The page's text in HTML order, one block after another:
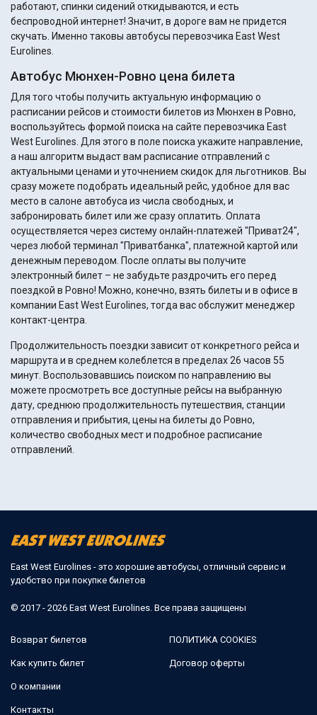
работают, спинки сидений откидываются, и есть
беспроводной интернет! Значит, в дороге вам не придется
скучать. Именно таковы автобусы перевозчика East West
Eurolines.
Автобус Мюнхен-Ровно цена билета
Для того чтобы получить актуальную информацию о
расписании рейсов и стоимости билетов из Мюнхен в Ровно,
воспользуйтесь формой поиска на сайте перевозчика East
West Eurolines. Для этого в поле поиска укажите направление,
а наш алгоритм выдаст вам расписание отправлений с
актуальными ценами и уточнением скидок для льготников. Вы
сразу можете подобрать идеальный рейс, удобное для вас
место в салоне автобуса из числа свободных, и
забронировать билет или же сразу оплатить. Оплата
осуществляется через систему онлайн-платежей "Приват24",
через любой терминал "Приватбанка", платежной картой или
денежным переводом. После оплаты вы получите
электронный билет – не забудьте раздрочить его перед
поездкой в Ровно! Можно, конечно, взять билеты и в офисе в
компании East West Eurolines, тогда вас обслужит менеджер
контакт-центра.
Продолжительность поездки зависит от конкретного рейса и
маршрута и в среднем колеблется в пределах 26 часов 55
минут. Воспользовавшись поиском по направлению вы
можете просмотреть все доступные рейсы на выбранную
дату, среднюю продолжительность путешествия, станции
отправления и прибытия, цены на билеты до Ровно,
количество свободных мест и подробное расписание
отправлений.
East West Eurolines - это хорошие автобусы, отличный сервис и
удобство при покупке билетов
© 2017 - 2026 East West Eurolines. Все права защищены
Возврат билетов
Как купить билет
О компании
Контакты
ПОЛИТИКА COOKIES
Договор оферты